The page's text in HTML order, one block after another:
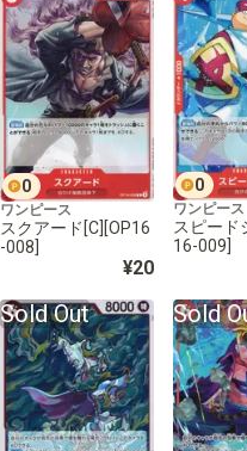
0
ワンピース
スクアード[C][OP16
-008]
¥20
0
ワンピース
スピード
16-009]
Sold Out Sold